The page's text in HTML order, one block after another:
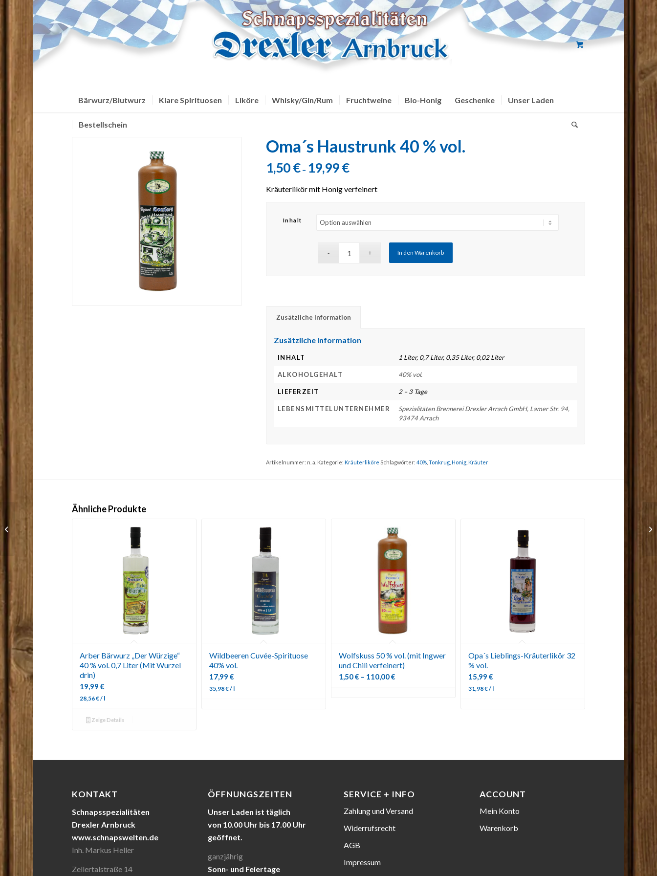
Bärwurz/Blutwurz Klare Spirituosen Liköre Whisky/Gin/Rum Fruchtweine Bio-Honig Geschenke Unser Laden
Bestellschein
Oma´s Haustrunk 40 % vol.
1,50€– 19,99€
Kräuterlikör mit Honig verfeinert
Inhalt
In den Warenkorb
Zusätzliche Information
Zusätzliche Information
INHALT 1 Liter, 0,7 Liter, 0,35 Liter, 0,02 Liter
ALKOHOLGEHALT 40% vol.
LIEFERZEIT 2 – 3 Tage
LEBENSMITTELUNTERNEHMER
Spezialitäten Brennerei Drexler Arrach GmbH, Lamer Str. 94,
93474 Arrach
Artikelnummer: n. a. Kategorie: Kräuterliköre Schlagwörter: 40%, Tonkrug, Honig, Kräuter
Ähnliche Produkte
Arber Bärwurz „Der Würzige“
40 % vol. 0,7 Liter (Mit Wurzel
drin)
19,99€
28,56€/ l
Zeige Details
Wildbeeren Cuvée-Spirituose
40% vol.
17,99€
35,98€/ l
Wolfskuss 50 % vol. (mit Ingwer
und Chili verfeinert)
1,50€ – 110,00€
Opa´s Lieblings-Kräuterlikör 32
% vol.
15,99€
31,98€/ l
KONTAKT
Schnapsspezialitäten
Drexler Arnbruck
www.schnapswelten.de
Inh. Markus Heller
Zellertalstraße 14
ÖFFNUNGSZEITEN
Unser Laden ist täglich
von 10.00 Uhr bis 17.00 Uhr
geöffnet.
ganzjährig
Sonn- und Feiertage
SERVICE + INFO
Zahlung und Versand
Widerrufsrecht
AGB
Impressum
ACCOUNT
Mein Konto
Warenkorb
Arberkräuter 35 % vol.